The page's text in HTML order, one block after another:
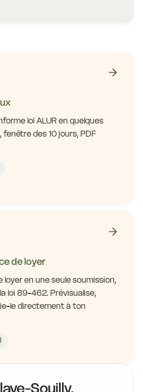
loi ALUR en quelques
des 10 jours, PDF
de loyer
en une seule soumission,
loi 89-462. Prévisualise,
le directement à ton
Souilly.